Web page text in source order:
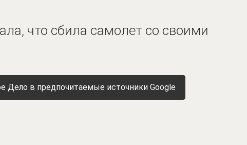
что сбила самолет со своими
Дело в предпочитаемые источники Google